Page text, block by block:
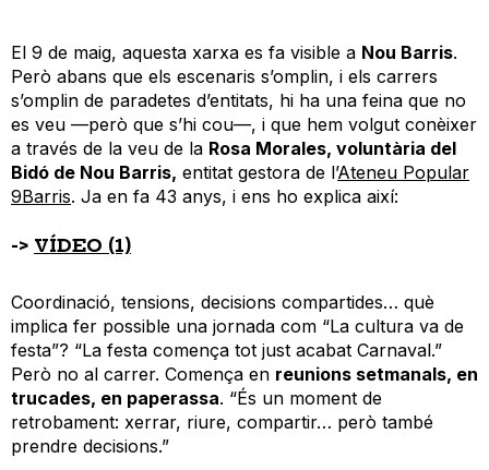
El 9 de maig, aquesta xarxa es fa visible a Nou Barris.
Però abans que els escenaris s’omplin, i els carrers
s’omplin de paradetes d’entitats, hi ha una feina que no
es veu —però que s’hi cou—, i que hem volgut conèixer
a través de la veu de la Rosa Morales, voluntària del
Bidó de Nou Barris, entitat gestora de l’Ateneu Popular
9Barris. Ja en fa 43 anys, i ens ho explica així:
-> VÍDEO (1)
Coordinació, tensions, decisions compartides… què
implica fer possible una jornada com “La cultura va de
festa”? “La festa comença tot just acabat Carnaval.”
Però no al carrer. Comença en reunions setmanals, en
trucades, en paperassa. “És un moment de
retrobament: xerrar, riure, compartir… però també
prendre decisions.”